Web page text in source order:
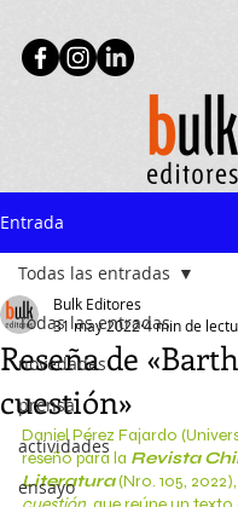
Entrada
Todas las entradas
novedades
prensa
actividades
ensayo
Todas las entradas
Reseña de
cuestión»
Bulk Editores
31 may 20224 min de
Daniel Pérez Fajardo
reseñó para la Revista
Literatura(Nro. 105, 2022),